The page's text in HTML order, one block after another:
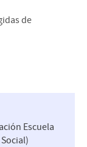
de
Escuela